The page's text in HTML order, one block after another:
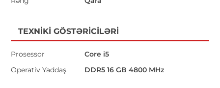
TEXNIKI GÖSTƏRICILƏRI
Prosessor
Core i5
Operativ Yaddaş
DDR5 16 GB 4800 MHz